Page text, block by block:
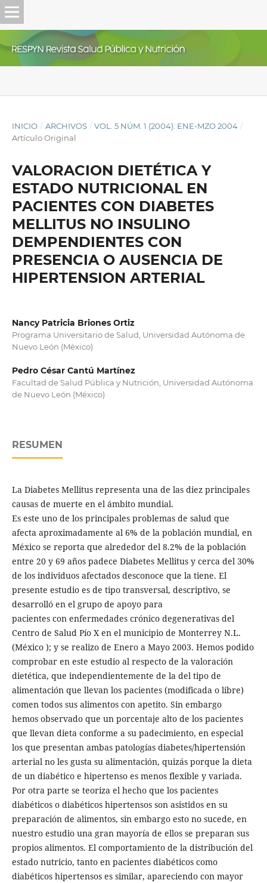
INICIO / ARCHIVOS / VOL. 5 NÚM. 1 (2004): ENE-MZO 2004 /
Artículo Original
VALORACION DIETÉTICA Y
ESTADO NUTRICIONAL EN
PACIENTES CON DIABETES
MELLITUS NO INSULINO
DEMPENDIENTES CON
PRESENCIA O AUSENCIA DE
HIPERTENSION ARTERIAL
Nancy Patricia Briones Ortiz
Programa Universitario de Salud, Universidad Autónoma de
Nuevo León (México)
Pedro César Cantú Martínez
Facultad de Salud Pública y Nutrición, Universidad Autónoma
de Nuevo León (México)
RESUMEN
La Diabetes Mellitus representa una de las diez principales
causas de muerte en el ámbito mundial.
Es este uno de los principales problemas de salud que
afecta aproximadamente al 6% de la población mundial, en
México se reporta que alrededor del 8.2% de la población
entre 20 y 69 años padece Diabetes Mellitus y cerca del 30%
de los individuos afectados desconoce que la tiene. El
presente estudio es de tipo transversal, descriptivo, se
desarrolló en el grupo de apoyo para
pacientes con enfermedades crónico degenerativas del
Centro de Salud Pío X en el municipio de Monterrey N.L.
(México ); y se realizo de Enero a Mayo 2003. Hemos podido
comprobar en este estudio al respecto de la valoración
dietética, que independientemente de la del tipo de
alimentación que llevan los pacientes (modificada o libre)
comen todos sus alimentos con apetito. Sin embargo
hemos observado que un porcentaje alto de los pacientes
que llevan dieta conforme a su padecimiento, en especial
los que presentan ambas patologías diabetes/hipertensión
arterial no les gusta su alimentación, quizás porque la dieta
de un diabético e hipertenso es menos flexible y variada.
Por otra parte se teoriza el hecho que los pacientes
diabéticos o diabéticos hipertensos son asistidos en su
preparación de alimentos, sin embargo esto no sucede, en
nuestro estudio una gran mayoría de ellos se preparan sus
propios alimentos. El comportamiento de la distribución del
estado nutricio, tanto en pacientes diabéticos como
diabéticos hipertensos es similar, apareciendo con mayor